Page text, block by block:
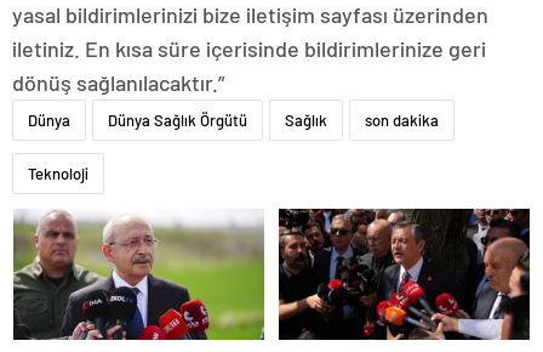
yasal bildirimlerinizi bize iletişim sayfası üzerinden
iletiniz. En kısa süre içerisinde bildirimlerinize geri
dönüş sağlanılacaktır.”
Dünya Dünya Sağlık Örgütü Sağlık son dakika
Teknoloji